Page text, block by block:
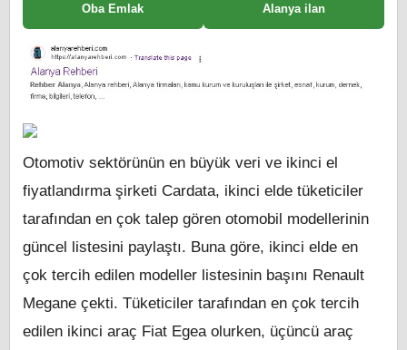
Oba Emlak Alanya ilan
Otomotiv sektörünün en büyük veri ve ikinci el
fiyatlandırma şirketi Cardata, ikinci elde tüketiciler
tarafından en çok talep gören otomobil modellerinin
güncel listesini paylaştı. Buna göre, ikinci elde en
çok tercih edilen modeller listesinin başını Renault
Megane çekti. Tüketiciler tarafından en çok tercih
edilen ikinci araç Fiat Egea olurken, üçüncü araç